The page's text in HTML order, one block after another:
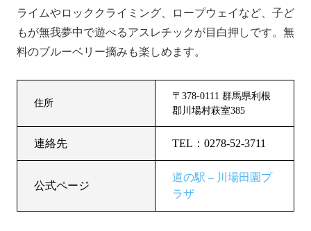
ライムやロッククライミング、ロープウェイなど、子ど
もが無我夢中で遊べるアスレチックが目白押しです。無
料のブルーベリー摘みも楽しめます。
住所
〒378-0111 群馬県利根
郡川場村萩室385
連絡先 TEL：0278-52-3711
公式ページ
道の駅 – 川場田園プ
ラザ